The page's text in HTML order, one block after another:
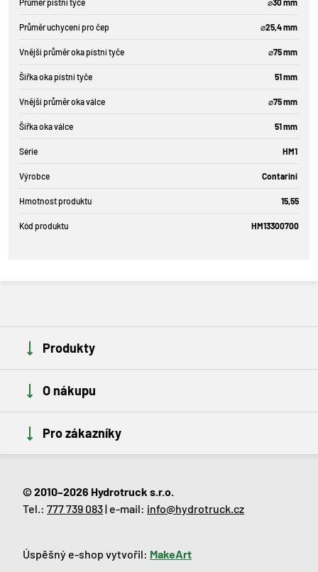
Průměr pístní tyče ⌀30 mm
Průměr uchycení pro čep ⌀25,4 mm
Vnější průměr oka pístní tyče ⌀75 mm
Šířka oka pístní tyče 51 mm
Vnější průměr oka válce ⌀75 mm
Šířka oka válce 51 mm
Série HM1
Výrobce Contarini
Hmotnost produktu 15,55
Kód produktu HM13300700
Produkty
O nákupu
Pro zákazníky
© 2010–2026 Hydrotruck s.r.o.
Tel.: 777 739 083| e-mail: info@hydrotruck.cz
Úspěšný e-shop vytvořil: MakeArt